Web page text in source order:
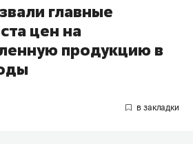
главные
цен на
продукцию в